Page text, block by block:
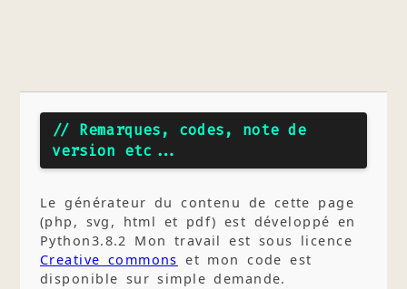
// Remarques, codes, note de
version etc...
Le générateur du contenu de cette page
(php, svg, html et pdf) est développé en
Python3.8.2 Mon travail est sous licence
Creative commons et mon code est
disponible sur simple demande.